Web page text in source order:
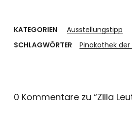
KATEGORIEN
Ausstellungstipp
SCHLAGWÖRTER
Pinakothek
0 Kommentare zu “Zilla